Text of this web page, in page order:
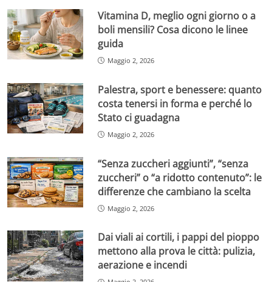
Vitamina D, meglio ogni giorno o a
boli mensili? Cosa dicono le linee
guida
Maggio 2, 2026
Palestra, sport e benessere: quanto
costa tenersi in forma e perché lo
Stato ci guadagna
Maggio 2, 2026
“Senza zuccheri aggiunti”, “senza
zuccheri” o “a ridotto contenuto”: le
differenze che cambiano la scelta
Maggio 2, 2026
Dai viali ai cortili, i pappi del pioppo
mettono alla prova le città: pulizia,
aerazione e incendi